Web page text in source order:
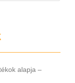
alapja –